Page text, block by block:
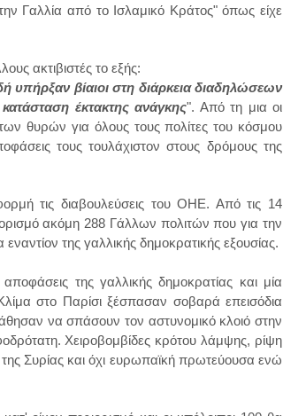
Γαλλία από το Ισλαμικό Κράτος" όπως είχε
ακτιβιστές το εξής:
υπήρξαν βίαιοι στη διάρκεια διαδηλώσεων
έκτακτης ανάγκης". Από τη μια οι
θυρών για όλους τους πολίτες του κόσμου
τους τουλάχιστονστους δρόμους της
τις διαβουλεύσεις του ΟΗΕ. Από τις 14
ακόμη 288 Γάλλων πολιτών που για την
της γαλλικής δημοκρατικής εξουσίας.
της γαλλικής δημοκρατίας και μία
στο Παρίσι ξέσπασαν σοβαρά επεισόδια
να σπάσουν τον αστυνομικό κλοιό στην
Χειροβομβίδες κρότου λάμψης, ρίψη
Συρίας και όχι ευρωπαϊκή πρωτεύουσα ενώ